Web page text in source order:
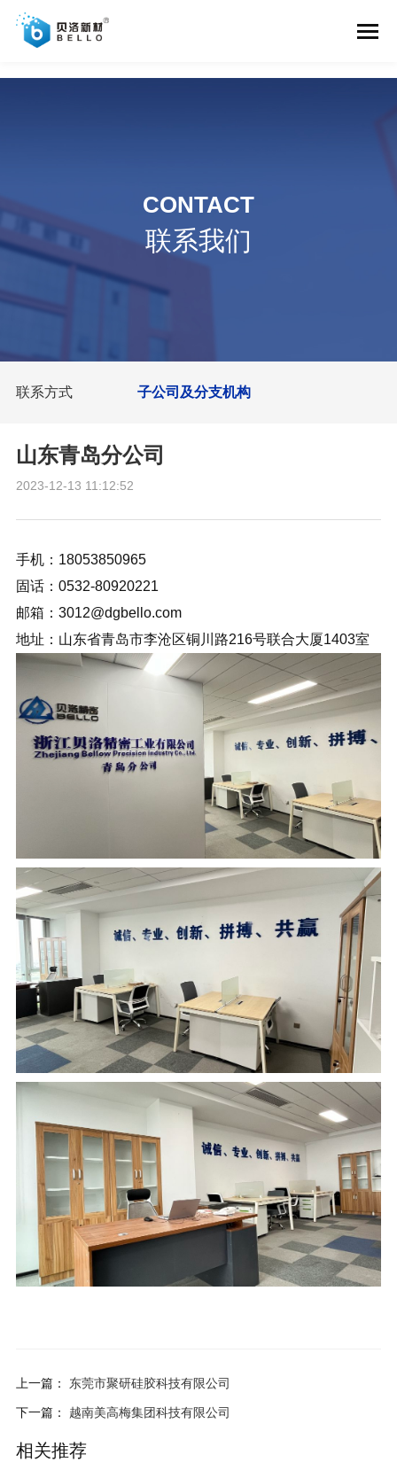
CONTACT
联系我们
联系方式 子公司及分支机构
山东青岛分公司
2023-12-13 11:12:52
手机：18053850965
固话：0532-80920221
邮箱：3012@dgbello.com
地址：山东省青岛市李沧区铜川路216号联合大厦1403室
上一篇： 东莞市聚研硅胶科技有限公司
下一篇： 越南美高梅集团科技有限公司
相关推荐